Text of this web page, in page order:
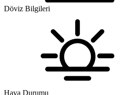
Döviz Bilgileri
Hava Durumu